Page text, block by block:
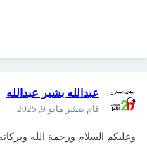
عبدالله بشير عبدالله
قام بنشر مايو 9, 2025
وعليكم السلام ورحمة الله وبركاته